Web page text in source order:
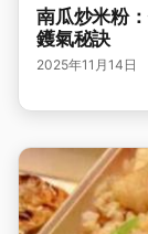
南瓜炒米粉
鑊氣秘訣
2025年11月14日